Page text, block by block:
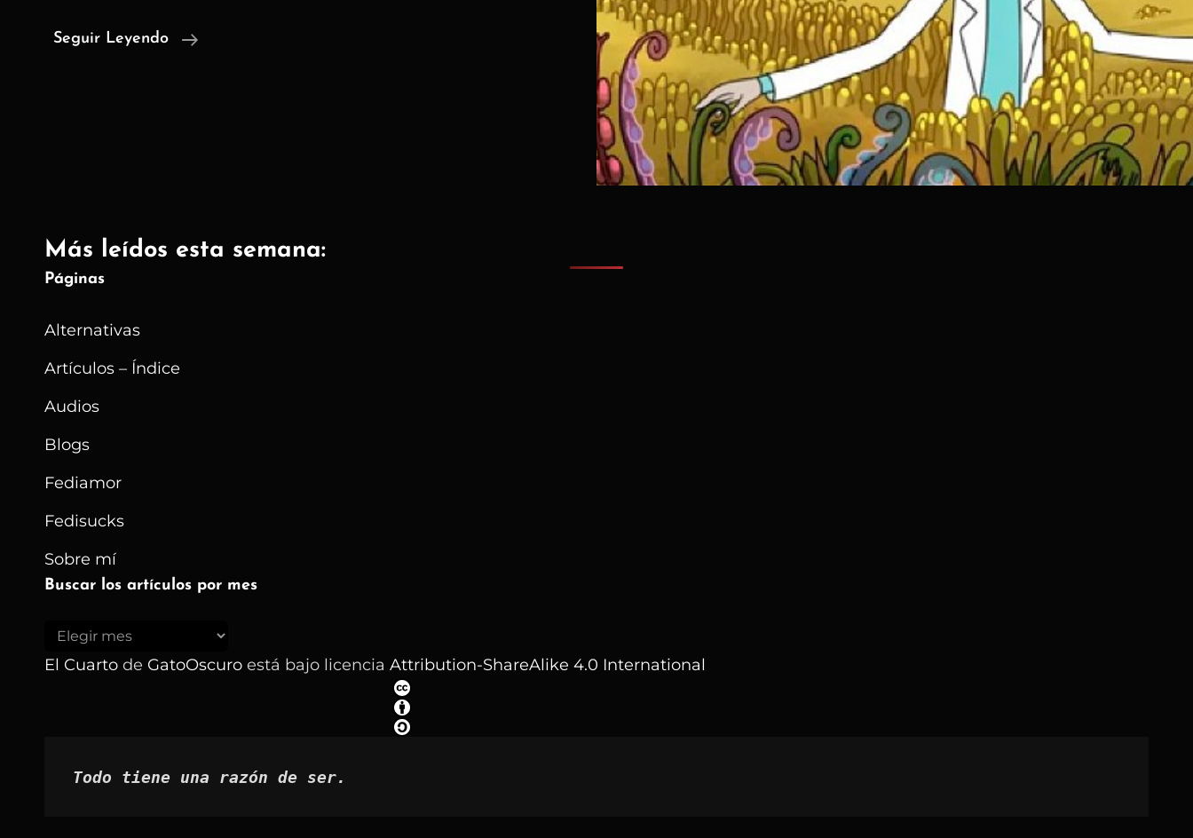
Seguir Leyendo
Inteligencia
Más leídos esta semana:
Páginas
Alternativas
Artículos – Índice
Audios
Blogs
Fediamor
Fedisucks
Sobre mí
Buscar los artículos por mes
Buscar
los
El Cuarto de GatoOscuro está bajo licencia Attribution-ShareAlike 4.0 International
Todo tiene una razón de ser.